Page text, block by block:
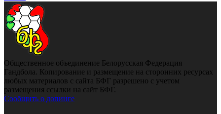
Общественное объединение Белорусская Федерация
Гандбола. Копирование и размещение на сторонних ресурсах
любых материалов с сайта БФГ разрешено с учетом
размещения ссылки на сайт БФГ.
Сообщить о допинге